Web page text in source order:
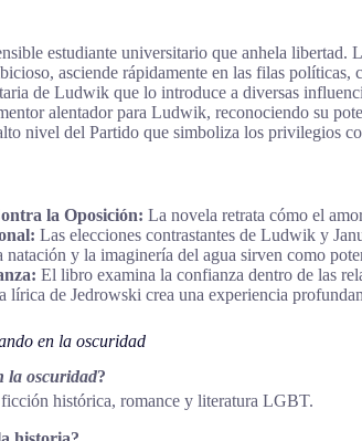
estudiante universitario que anhela libertad.
asciende rápidamente en las filas
de Ludwik que lo introduce a diversas
alentador para Ludwik, reconociendo su
nivel del Partido que simboliza los privilegios
la Oposición: La novela retrata cómo el
Las elecciones contrastantes de Ludwik y
natación y la imaginería del agua sirven como
El libro examina la confianza dentro de las
lírica de Jedrowski crea una experiencia
en la oscuridad
la oscuridad?
histórica, romance y literatura LGBT.